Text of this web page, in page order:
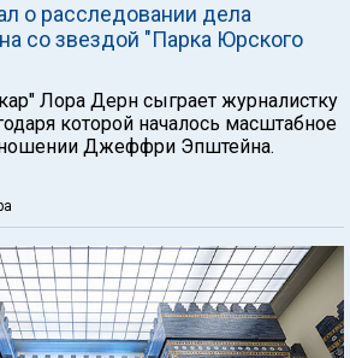
о расследовании дела
со звездой "Парка Юрского
Лора Дерн сыграет журналистку
которой началось масштабное
Джеффри Эпштейна.